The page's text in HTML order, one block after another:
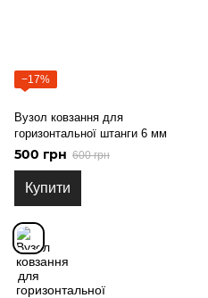
−17%
Вузол ковзання для
горизонтальної штанги 6 мм
500 грн 600 грн
Купити